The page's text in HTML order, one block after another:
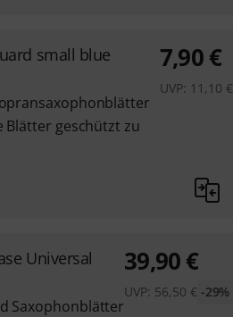
small blue
Blätter geschützt zu
7,90€
UVP: 11,10 €
Universal
Saxophonblätter
39,90€
UVP: 56,50 € -29%